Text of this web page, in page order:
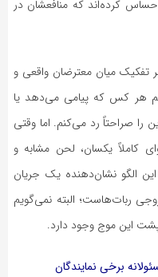
کرده‌اند که منافعشان در
تفکیک میان معترضان واقعی و
هر کس که پیامی می‌دهد یا
را صراحتاً رد می‌کنم. اما وقتی
کاملاً یکسان، لحن مشابه و
الگو نشان‌دهنده یک جریان
ربات‌هاست؛ البته نمی‌گویم
این موج وجود دارد.
برخی نمایندگان